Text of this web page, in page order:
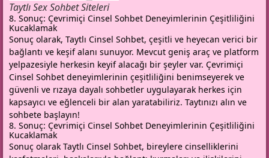
Taytlı Sex Sohbet Siteleri
8. Sonuç: Çevrimiçi Cinsel Sohbet Deneyimlerinin Çeşitliliğini
Kucaklamak
Sonuç olarak, Taytlı Cinsel Sohbet, çeşitli ve heyecan verici bir
bağlantı ve keşif alanı sunuyor. Mevcut geniş araç ve platform
yelpazesiyle herkesin keyif alacağı bir şeyler var. Çevrimiçi
Cinsel Sohbet deneyimlerinin çeşitliliğini benimseyerek ve
güvenli ve rızaya dayalı sohbetler uygulayarak herkes için
kapsayıcı ve eğlenceli bir alan yaratabiliriz. Taytınızı alın ve
sohbete başlayın!
8. Sonuç: Çevrimiçi Cinsel Sohbet Deneyimlerinin Çeşitliliğini
Kucaklamak
Sonuç olarak Taytlı Cinsel Sohbet, bireylere cinselliklerini